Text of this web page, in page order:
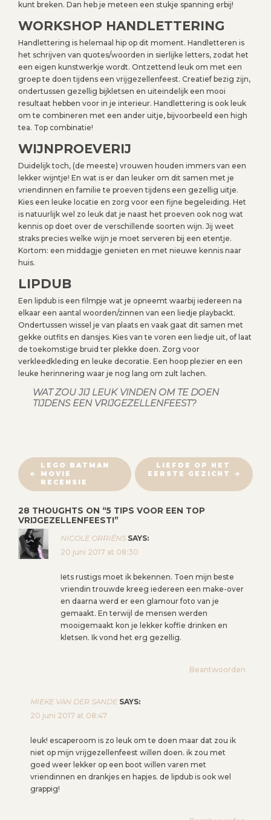
kunt breken. Dan heb je meteen een stukje spanning erbij!
WORKSHOP HANDLETTERING
Handlettering is helemaal hip op dit moment. Handletteren is
het schrijven van quotes/woorden in sierlijke letters, zodat het
een eigen kunstwerkje wordt. Ontzettend leuk om met een
groep te doen tijdens een vrijgezellenfeest. Creatief bezig zijn,
ondertussen gezellig bijkletsen en uiteindelijk een mooi
resultaat hebben voor in je interieur. Handlettering is ook leuk
om te combineren met een ander uitje, bijvoorbeeld een high
tea. Top combinatie!
WIJNPROEVERIJ
Duidelijk toch, (de meeste) vrouwen houden immers van een
lekker wijntje! En wat is er dan leuker om dit samen met je
vriendinnen en familie te proeven tijdens een gezellig uitje.
Kies een leuke locatie en zorg voor een fijne begeleiding. Het
is natuurlijk wel zo leuk dat je naast het proeven ook nog wat
kennis op doet over de verschillende soorten wijn. Jij weet
straks precies welke wijn je moet serveren bij een etentje.
Kortom: een middagje genieten en met nieuwe kennis naar
huis.
LIPDUB
Een lipdub is een filmpje wat je opneemt waarbij iedereen na
elkaar een aantal woorden/zinnen van een liedje playbackt.
Ondertussen wissel je van plaats en vaak gaat dit samen met
gekke outfits en dansjes. Kies van te voren een liedje uit, of laat
de toekomstige bruid ter plekke doen. Zorg voor
verkleedkleding en leuke decoratie. Een hoop plezier en een
leuke herinnering waar je nog lang om zult lachen.
WAT ZOU JIJ LEUK VINDEN OM TE DOEN
TIJDENS EEN VRIJGEZELLENFEEST?
B
E
I
C
H
T
LEGO BATMAN
MOVIE
RECENSIE
LIEFDE OP HET
EERSTE GEZICHT
28 THOUGHTS ON “5 TIPS VOOR EEN TOP
VRIJGEZELLENFEEST!”
NICOLE ORRIËNS SAYS:
20 juni 2017 at 08:30
Iets rustigs moet ik bekennen. Toen mijn beste
vriendin trouwde kreeg iedereen een make-over
en daarna werd er een glamour foto van je
gemaakt. En terwijl de mensen werden
mooigemaakt kon je lekker koffie drinken en
kletsen. Ik vond het erg gezellig.
Beantwoorden
MIEKE VAN DER SANDE SAYS:
20 juni 2017 at 08:47
leuk! escaperoom is zo leuk om te doen maar dat zou ik
niet op mijn vrijgezellenfeest willen doen. ik zou met
goed weer lekker op een boot willen varen met
vriendinnen en drankjes en hapjes. de lipdub is ook wel
grappig!